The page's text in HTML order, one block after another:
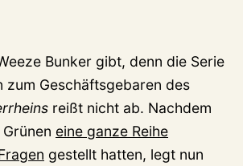
Bunker gibt, denn die Serie
zum Geschäftsgebaren des
reißt nicht ab. Nachdem
eine ganze Reihe
gestellt hatten, legt nun